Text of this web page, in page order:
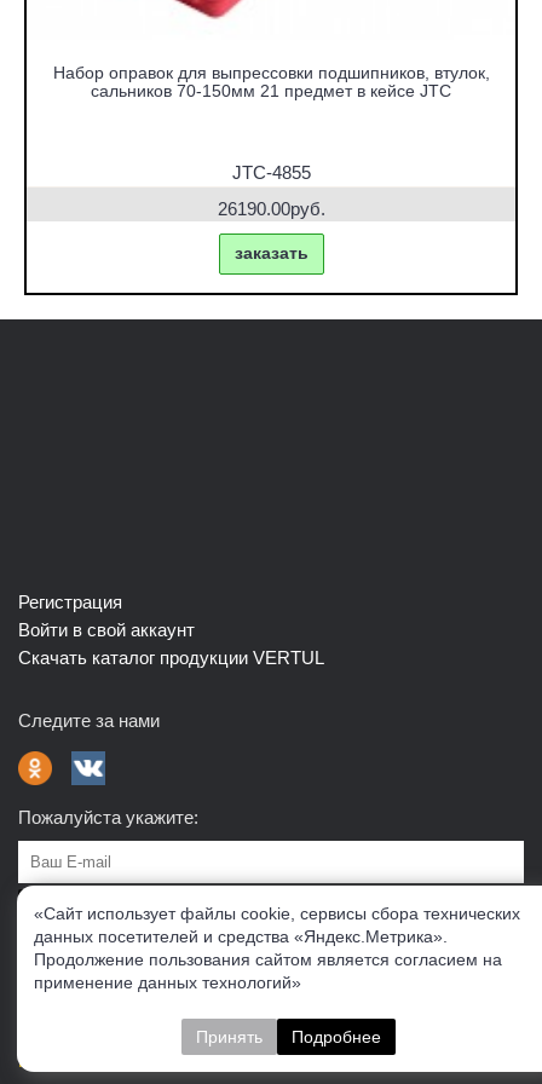
Набор оправок для выпрессовки подшипников, втулок,
сальников 70-150мм 21 предмет в кейсе JTC
JTC-4855
26190.00руб.
заказать
Регистрация
Войти в свой аккаунт
Скачать каталог продукции VERTUL
Следите за нами
Пожалуйста укажите:
Подписаться
О нас Доставка Контакты
Политика конфиденциальности
обработке персональных данных
Cогласие на получение рекламно-информационных
материалов
«Сайт использует файлы cookie, сервисы сбора технических
данных посетителей и средства «Яндекс.Метрика».
Продолжение пользования сайтом является согласием на
применение данных технологий»
Принять Подробнее